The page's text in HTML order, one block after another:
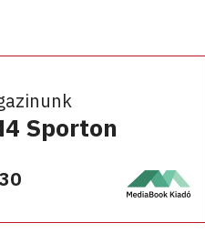
Sporton